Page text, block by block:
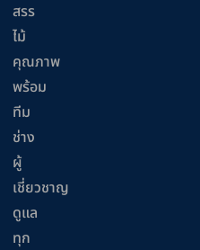
สรร
ไม้
คุณภาพ
พร้อม
ทีม
ช่าง
ผู้
เชี่ยวชาญ
ดูแล
ทุก